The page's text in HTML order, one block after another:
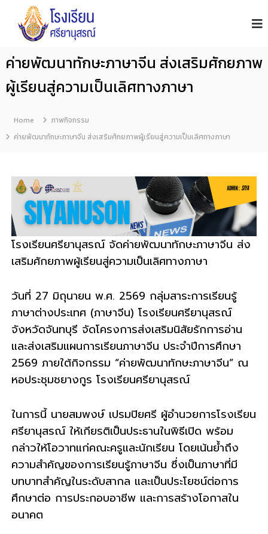
รี
ย
น
ย
ส
ณ์
จั
น
ท
บุ
u
o
o
ค่ายพัฒนาทักษะภาษาจีน ส่งเสริมศักยภาพ
ผู้เรียนสู่ความเป็นเลิศทางภาษา
Home
ภาพกิจกรรม
ค่ายพัฒนาทักษะภาษาจีน ส่งเสริมศักยภาพผู้เรียนสู่ความเป็นเลิศทางภาษา
โรงเรียนศรียานุสรณ์ จัดค่ายพัฒนาทักษะภาษาจีน ส่ง
เสริมศักยภาพผู้เรียนสู่ความเป็นเลิศทางภาษา
วันที่ 27 มิถุนายน พ.ศ. 2569 กลุ่มสาระการเรียนรู้
ภาษาต่างประเทศ (ภาษาจีน) โรงเรียนศรียานุสรณ์
จังหวัดจันทบุรี จัดโครงการส่งเสริมนิสัยรักการอ่าน
และส่งเสริมแผนการเรียนภาษาจีน ประจำปีการศึกษา
2569 ภายใต้กิจกรรม “ค่ายพัฒนาทักษะภาษาจีน” ณ
หอประชุมชยางกูร โรงเรียนศรียานุสรณ์
ในการนี้ นายสมพงษ์ เปรมปิยศรี ผู้อำนวยการโรงเรียน
ศรียานุสรณ์ ให้เกียรติเป็นประธานในพิธีเปิด พร้อม
กล่าวให้โอวาทแก่คณะครูและนักเรียน โดยเน้นย้ำถึง
ความสำคัญของการเรียนรู้ภาษาจีน ซึ่งเป็นภาษาที่มี
บทบาทสำคัญในระดับสากล และเป็นประโยชน์ต่อการ
ศึกษาต่อ การประกอบอาชีพ และการสร้างโอกาสใน
อนาคต